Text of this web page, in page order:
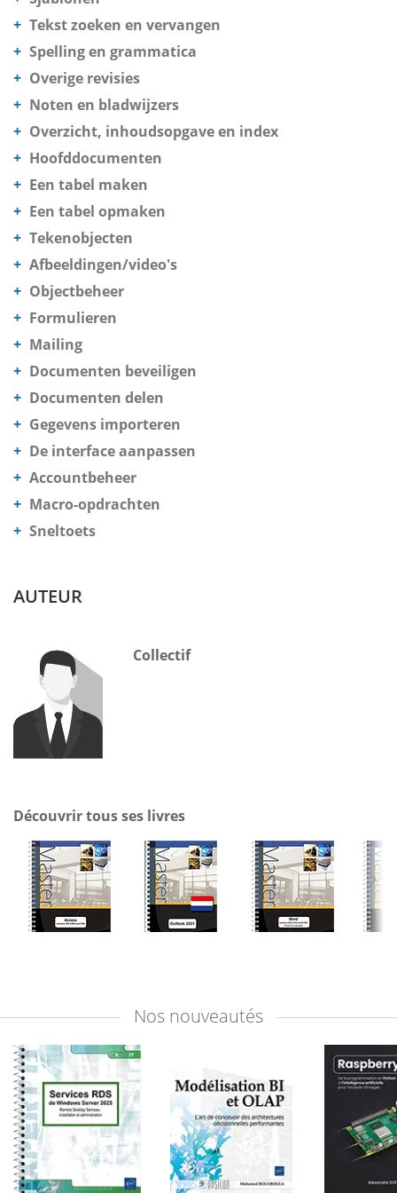
Tekst zoeken en vervangen
Spelling en grammatica
Overige revisies
Noten en bladwijzers
Overzicht, inhoudsopgave en index
Hoofddocumenten
Een tabel maken
Een tabel opmaken
Tekenobjecten
Afbeeldingen/video's
Objectbeheer
Formulieren
Mailing
Documenten beveiligen
Documenten delen
Gegevens importeren
De interface aanpassen
Accountbeheer
Macro-opdrachten
Sneltoets
AUTEUR
Collectif
Découvrir tous ses livres
Nos nouveautés